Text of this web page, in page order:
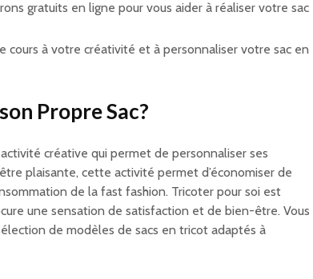
gratuits en ligne pour vous aider à réaliser votre sac
cours à votre créativité et à personnaliser votre sac en
Propre Sac?
créative qui permet de personnaliser ses
plaisante, cette activité permet d’économiser de
de la fast fashion. Tricoter pour soi est
une sensation de satisfaction et de bien-être. Vous
de modèles de sacs en tricot adaptés à